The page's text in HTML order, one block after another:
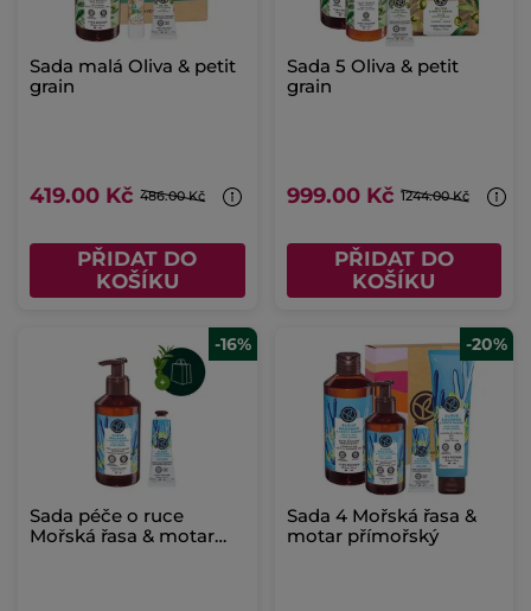
Sada malá Oliva & petit
grain
419.00 Kč 486.00 Kč
PŘIDAT DO
KOŠÍKU
Sada 5 Oliva & petit
grain
999.00 Kč 1244.00 Kč
PŘIDAT DO
KOŠÍKU
-16%
Sada péče o ruce
Mořská řasa & motar
-20%
Sada 4 Mořská řasa &
motar přímořský